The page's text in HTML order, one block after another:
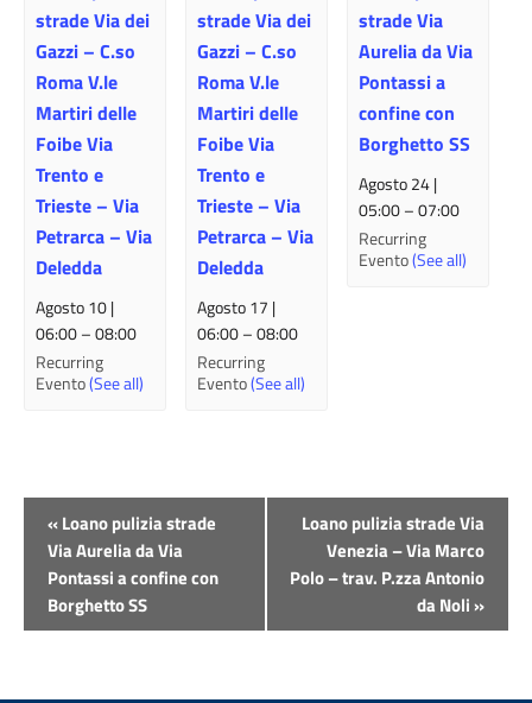
strade Via dei
Gazzi – C.so
Roma V.le
Martiri delle
Foibe Via
Trento e
Trieste – Via
Petrarca – Via
Deledda
Agosto 10 |
06:00–08:00
Recurring
Evento(See all)
strade Via dei
Gazzi – C.so
Roma V.le
Martiri delle
Foibe Via
Trento e
Trieste – Via
Petrarca – Via
Deledda
Agosto 17 |
06:00–08:00
Recurring
Evento(See all)
strade Via
Aurelia da Via
Pontassi a
confine con
Borghetto SS
Agosto 24 |
05:00–07:00
Recurring
Evento(See all)
Evento
Navigazione
«Loano pulizia strade
Via Aurelia da Via
Pontassi a confine con
Borghetto SS
Loano pulizia strade Via
Venezia – Via Marco
Polo – trav. P.zza Antonio
da Noli»